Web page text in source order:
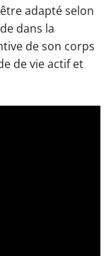
adapté selon
dans la
de son corps
de vie actif et